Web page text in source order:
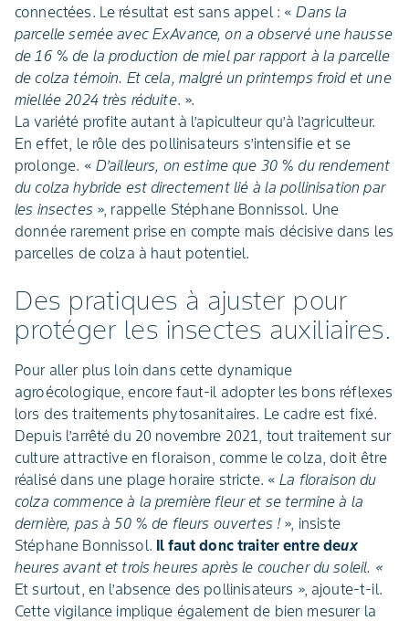
connectées. Le résultat est sans appel : «Dans la
parcelle semée avec ExAvance, on a observé une hausse
de 16 % de la production de miel par rapport à la parcelle
de colza témoin. Et cela, malgré un printemps froid et une
miellée 2024 très réduite. ».
La variété profite autant à l’apiculteur qu’à l’agriculteur.
En effet, le rôle des pollinisateurs s’intensifie et se
prolonge. « D’ailleurs, on estime que 30 % du rendement
du colza hybride est directement lié à la pollinisation par
les insectes», rappelle Stéphane Bonnissol. Une
donnée rarement prise en compte mais décisive dans les
parcelles de colza à haut potentiel.
Des pratiques à ajuster pour
protéger les insectes auxiliaires.
Pour aller plus loin dans cette dynamique
agroécologique, encore faut-il adopter les bons réflexes
lors des traitements phytosanitaires. Le cadre est fixé.
Depuis l’arrêté du 20 novembre 2021, tout traitement sur
culture attractive en floraison, comme le colza, doit être
réalisé dans une plage horaire stricte. «La floraison du
colza commence à la première fleur et se termine à la
dernière, pas à 50 % de fleurs ouvertes ! », insiste
Stéphane Bonnissol. Il faut donc traiter entre deux
heures avant et trois heures après le coucher du soleil. «
Et surtout, en l’absence des pollinisateurs », ajoute-t-il.
Cette vigilance implique également de bien mesurer la